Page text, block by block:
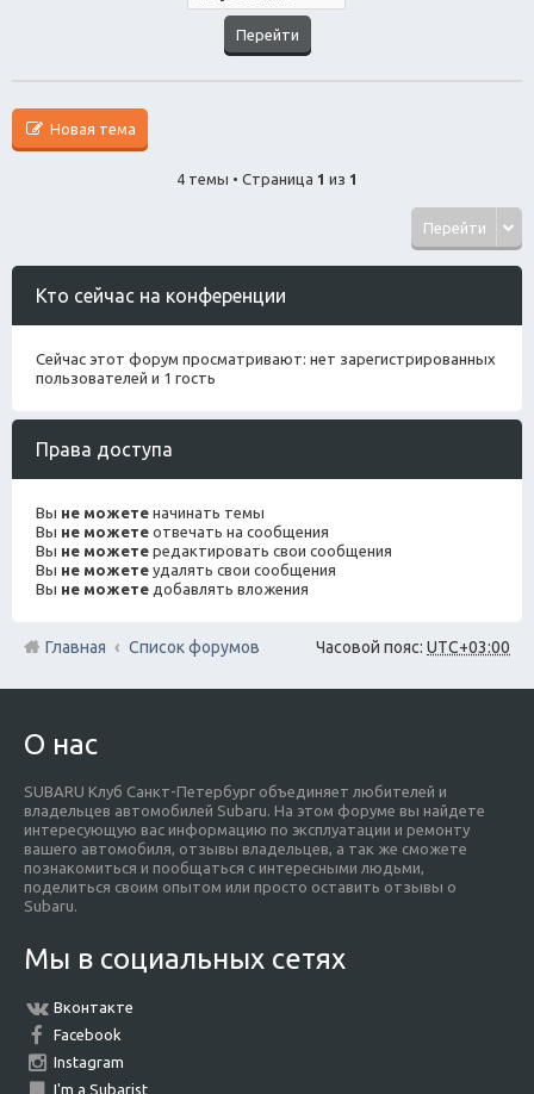
Новая тема
4 темы • Страница 1 из 1
Перейти
Кто сейчас на конференции
Сейчас этот форум просматривают: нет зарегистрированных
пользователей и 1 гость
Права доступа
Вы не можете начинать темы
Вы не можете отвечать на сообщения
Вы не можете редактировать свои сообщения
Вы не можете удалять свои сообщения
Вы не можете добавлять вложения
Часовой пояс: UTC+03:00
Главная Список форумов
О нас
SUBARU Клуб Санкт-Петербург объединяет любителей и
владельцев автомобилей Subaru. На этом форуме вы найдете
интересующую вас информацию по эксплуатации и ремонту
вашего автомобиля, отзывы владельцев, а так же сможете
познакомиться и пообщаться с интересными людьми,
поделиться своим опытом или просто оставить отзывы о
Subaru.
Мы в социальных сетях
Вконтакте
Facebook
Instagram
I'm a Subarist